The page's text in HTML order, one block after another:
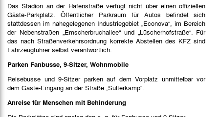
Das Stadion an der Hafenstraße verfügt nicht über einen offiziellen
Gäste-Parkplatz. Öffentlicher Parkraum für Autos befindet sich
stattdessen im nahegelegenen Industriegebiet „Econova“, im Bereich
der Nebenstraßen „Emscherbruchallee“ und „Lüscherhofstraße“. Für
das nach Straßenverkehrsordnung korrekte Abstellen des KFZ sind
Fahrzeugführer selbst verantwortlich.
Parken Fanbusse, 9-Sitzer, Wohnmobile
Reisebusse und 9-Sitzer parken auf dem Vorplatz unmittelbar vor
dem Gäste-Eingang an der Straße „Sulterkamp“.
Anreise für Menschen mit Behinderung